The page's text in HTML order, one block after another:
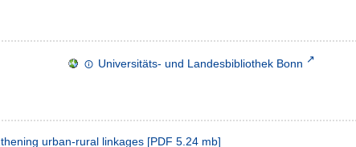
Universitäts- und Landesbibliothek Bonn
urban-rural linkages [PDF 5.24 mb]